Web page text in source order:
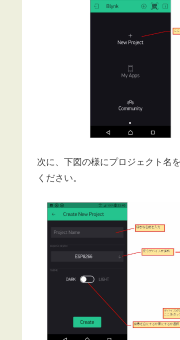
次に、下図の様にプロジェクト名
ください。